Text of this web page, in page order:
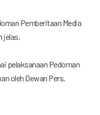
Pemberitaan Media
jelas.
pelaksanaan Pedoman
oleh Dewan Pers.